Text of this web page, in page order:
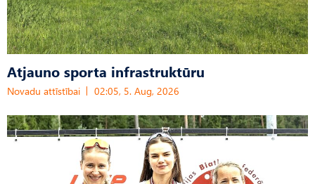
Atjauno sporta infrastruktūru
Novadu attīstībai 02:05, 5. Aug, 2026